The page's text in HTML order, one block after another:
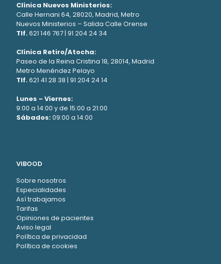
Clínica Nuevos Ministerios:
Calle Hernani 64, 28020, Madrid, Metro
Nuevos Ministerios – Salida Calle Orense
Tlf.621 146 767| 91 204 24 34
Clínica Retiro/Atocha:
Paseo de la Reina Cristina 18, 28014, Madrid
Metro Menéndez Pelayo
Tlf.621 41 28 38 | 91 204 24 14
Lunes – Viernes:
9:00 a 14:00 y de 15:00 a 21:00
Sábados:09:00 a 14:00
VIBOOD
Sobre nosotros
Especialidades
Así trabajamos
Tarifas
Opiniones de pacientes
Aviso legal
Política de privacidad
Política de cookies